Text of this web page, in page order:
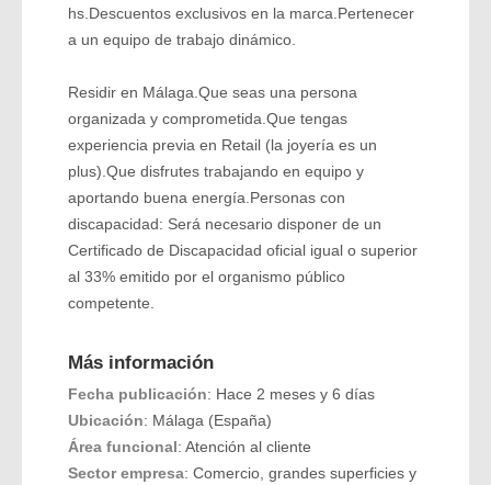
hs.Descuentos exclusivos en la marca.Pertenecer
a un equipo de trabajo dinámico.
Residir en Málaga.Que seas una persona
organizada y comprometida.Que tengas
experiencia previa en Retail (la joyería es un
plus).Que disfrutes trabajando en equipo y
aportando buena energía.Personas con
discapacidad: Será necesario disponer de un
Certificado de Discapacidad oficial igual o superior
al 33% emitido por el organismo público
competente.
Más información
Fecha publicación: Hace 2 meses y 6 días
Ubicación: Málaga (España)
Área funcional: Atención al cliente
Sector empresa: Comercio, grandes superficies y